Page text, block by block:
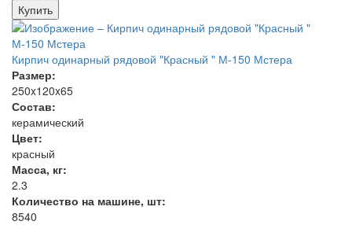
Купить
Кирпич одинарный рядовой "Красный " М-150 Мстера
Размер:
250x120x65
Состав:
керамический
Цвет:
красный
Масса, кг:
2.3
Количество на машине, шт:
8540